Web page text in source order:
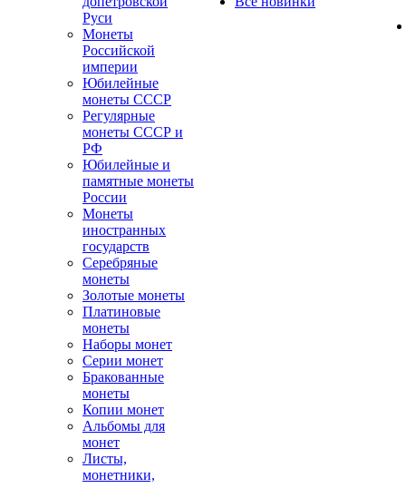
Руси
Монеты
Российской
империи
Юбилейные
монеты СССР
Регулярные
монеты СССР и
РФ
Юбилейные и
памятные монеты
России
Монеты
иностранных
государств
Серебряные
монеты
Золотые монеты
Платиновые
монеты
Наборы монет
Серии монет
Бракованные
монеты
Копии монет
Альбомы для
монет
Листы,
монетники,